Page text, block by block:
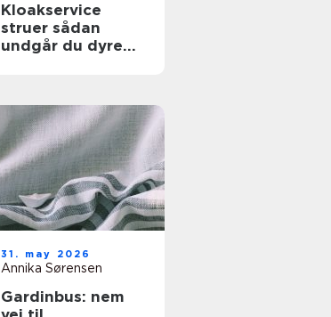
Kloakservice
struer sådan
undgår du dyre
31. may 2026
Annika Sørensen
Gardinbus: nem